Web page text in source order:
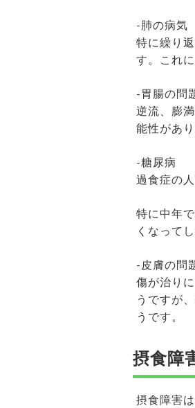
-肺の病気
特に繰り
す。これ
-胃腸の問
逆流、膨
能性があり
-糖尿病
過食症の
特に中年
くなって
-皮膚の問
傷が治り
うですが
うです。
摂食障
摂食障害